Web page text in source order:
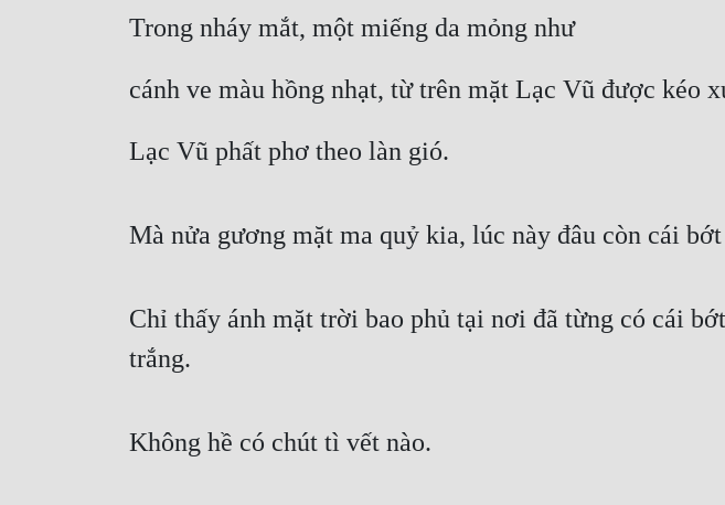
Trong nháy mắt, một miếng da mỏng như
cánh ve màu hồng nhạt, từ trên mặt Lạc Vũ được kéo
Lạc Vũ phất phơ theo làn gió.
Mà nửa gương mặt ma quỷ kia, lúc này đâu còn cái
Chỉ thấy ánh mặt trời bao phủ tại nơi đã từng có cái
trắng.
Không hề có chút tì vết nào.